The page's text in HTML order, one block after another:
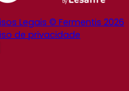
Legais © Fermentis 2026
de privacidade